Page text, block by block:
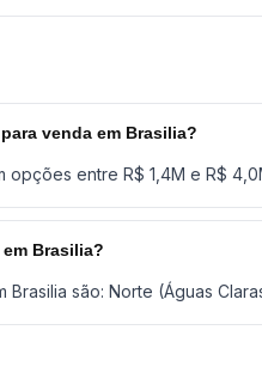
venda em Brasilia?
opções entre R$ 1,4M e R$
Brasilia?
são: Norte (Águas